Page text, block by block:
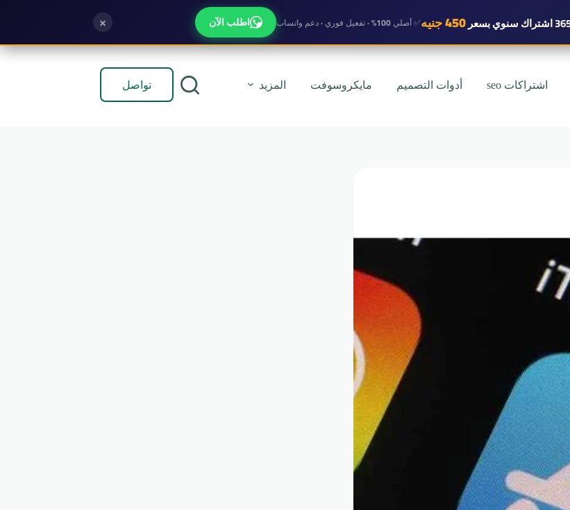
× بسعر450 جنيه ✅ أصلي 100% · تفعيل فوري · دعم واتساب اطلب الآن
اشتراكات seo أدوات التصميم مايكروسوفت المزيد تواصل